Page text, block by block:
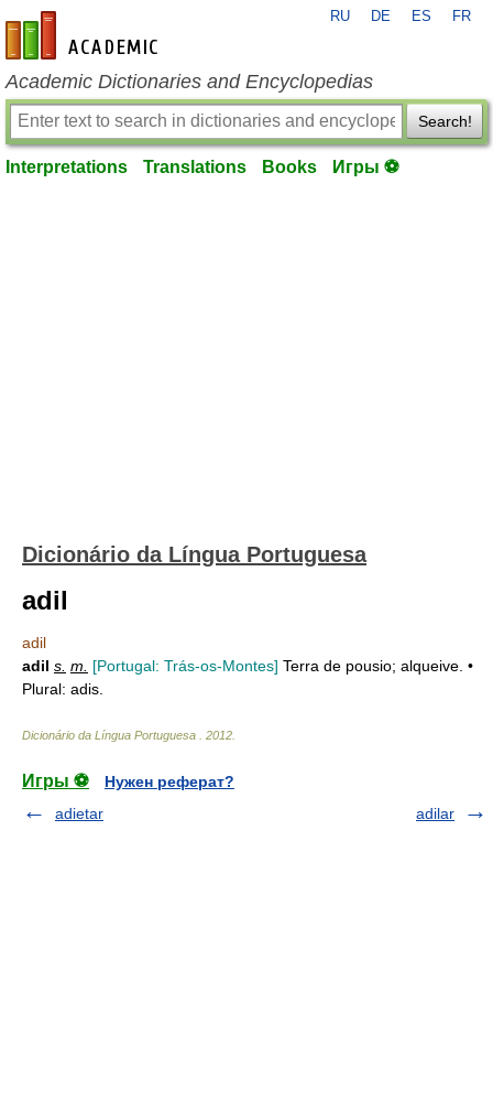
en-academic.com
RU DE ES FR
Academic Dictionaries and Encyclopedias
Search!
Interpretations Translations Books Игры ⚽
Dicionário da Língua Portuguesa
adil
adil
adil s. m. [Portugal: Trás-os-Montes] Terra de pousio; alqueive. •
Plural: adis.
Dicionário da Língua Portuguesa 2012
Игры ⚽
Нужен реферат?
adietar
adilar